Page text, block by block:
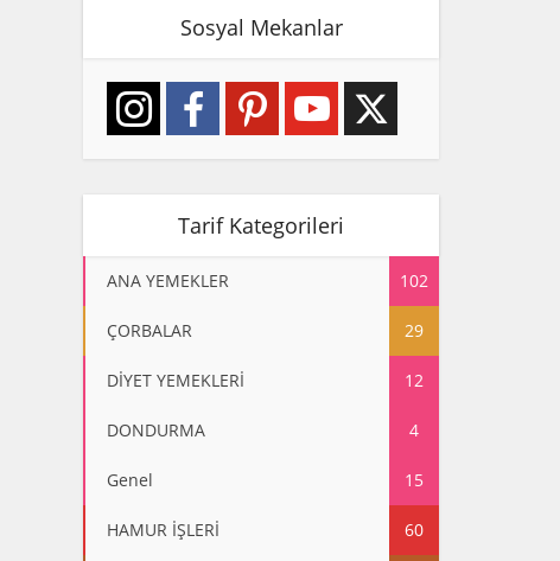
Sosyal Mekanlar
Tarif Kategorileri
ANA YEMEKLER 102
ÇORBALAR 29
DİYET YEMEKLERİ 12
DONDURMA 4
Genel 15
HAMUR İŞLERİ 60